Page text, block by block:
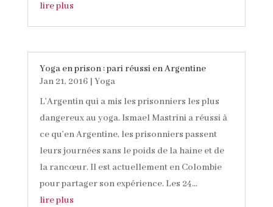
lire plus
Yoga en prison : pari réussi en Argentine
Jan 21, 2016| Yoga
L’Argentin qui a mis les prisonniers les plus
dangereux au yoga. Ismael Mastrini a réussi à
ce qu’en Argentine, les prisonniers passent
leurs journées sans le poids de la haine et de
la rancœur. Il est actuellement en Colombie
pour partager son expérience. Les 24...
lire plus